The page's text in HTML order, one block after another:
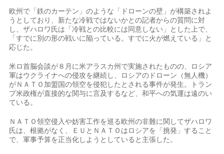
欧州で「鉄のカーテン」のような「ドローンの壁」が構築されよ
うとしており、新たな冷戦ではないかとの記者からの質問に対
し、ザハロワ氏は「冷戦との比較には同意しない」とした上で、
「すでに別の形の戦いに陥っている。すでに火が燃えている」と
応じた。
米ロ首脳会談が８月に米アラスカ州で実施されたものの、ロシア
軍はウクライナへの侵攻を継続し、ロシアのドローン（無人機）
がＮＡＴＯ加盟国の領空を侵犯したとされる事件が発生。トラン
プ米政権が直接的な関与に言及するなど、和平への気運は遠のい
ている。
ＮＡＴＯ領空侵入や妨害工作を巡る欧州の非難に関してザハロワ
氏は、根拠がなく、ＥＵとＮＡＴＯはロシアを「挑発」すること
で、軍事予算を正当化しようとしていると主張した。